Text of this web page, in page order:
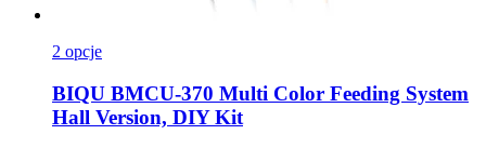
2 opcje
BIQU BMCU-​370 Multi Color Feeding System
Hall Version, DIY Kit